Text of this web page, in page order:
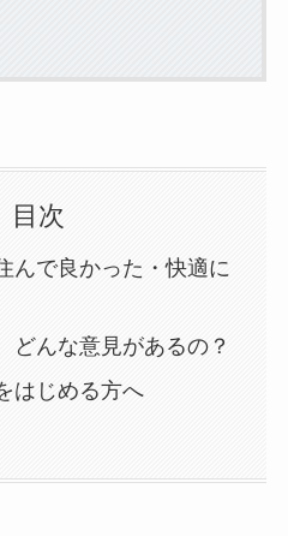
目次
んで良かった・快適に
どんな意見があるの？
はじめる方へ